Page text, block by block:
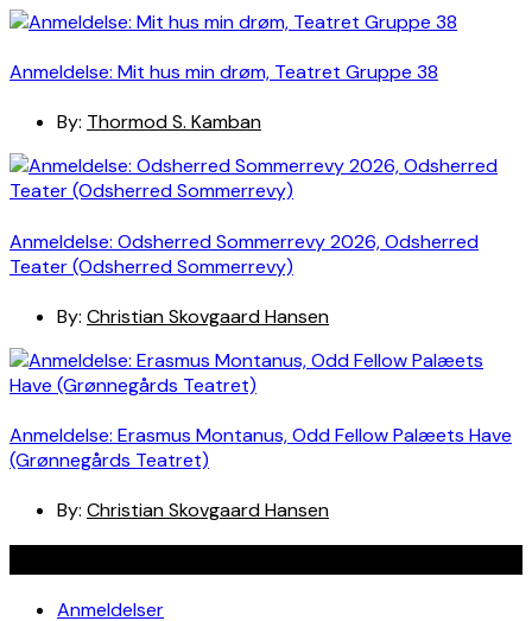
Anmeldelse: Mit hus min drøm, Teatret Gruppe 38
By: Thormod S. Kamban
Anmeldelse: Odsherred Sommerrevy 2026, Odsherred
Teater (Odsherred Sommerrevy)
By: Christian Skovgaard Hansen
Anmeldelse: Erasmus Montanus, Odd Fellow Palæets Have
(Grønnegårds Teatret)
By: Christian Skovgaard Hansen
Anmeldelser